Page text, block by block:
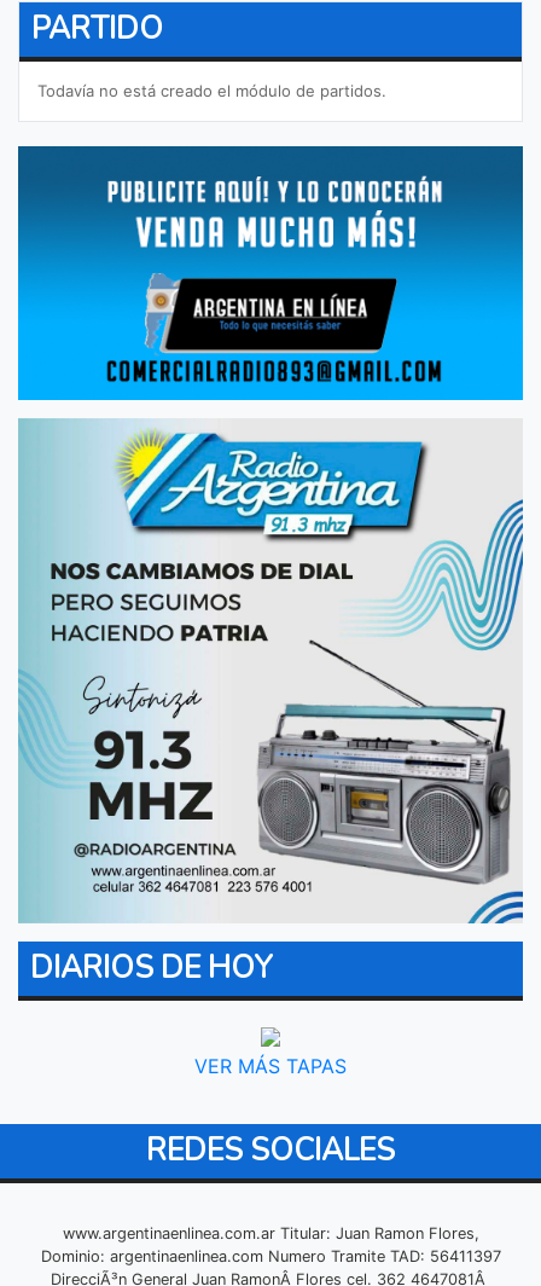
PARTIDO
Todavía no está creado el módulo de partidos.
DIARIOS DE HOY
VER MÁS TAPAS
REDES SOCIALES
www.argentinaenlinea.com.ar Titular: Juan Ramon Flores,
Dominio: argentinaenlinea.com Numero Tramite TAD: 56411397
DirecciÃ³n General Juan RamonÂ Flores cel. 362 4647081Â